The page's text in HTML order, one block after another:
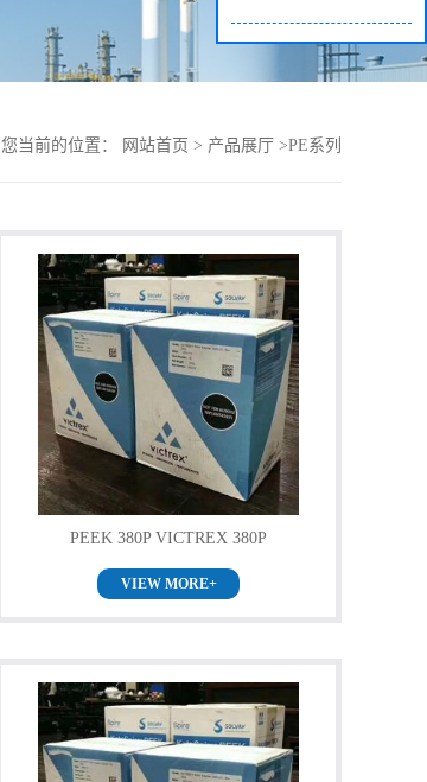
您当前的位置： 网站首页 > 产品展厅 >PE系列
PEEK 380P VICTREX 380P
VIEW MORE+